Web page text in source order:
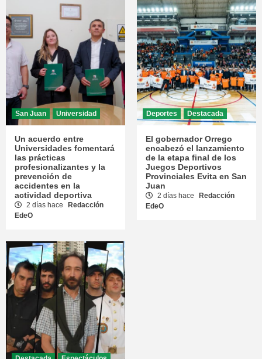
San Juan Universidad
Un acuerdo entre
Universidades fomentará
las prácticas
profesionalizantes y la
prevención de
accidentes en la
actividad deportiva
2 días hace
Redacción
EdeO
Deportes Destacada
El gobernador Orrego
encabezó el lanzamiento
de la etapa final de los
Juegos Deportivos
Provinciales Evita en San
Juan
2 días hace
Redacción
EdeO